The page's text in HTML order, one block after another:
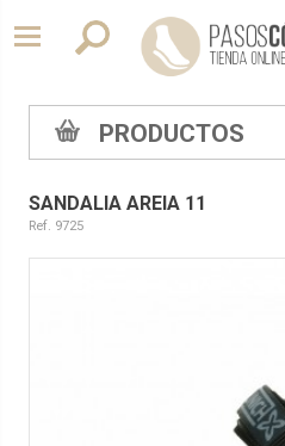
PRODUCTOS
SANDALIA AREIA 11
Ref. 9725